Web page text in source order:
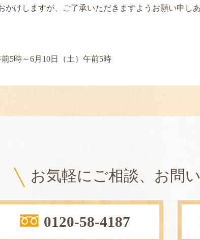
かけしますが、ご了承いただきますようお願い申しあ
5時～6月10日（土）午前5時
お気軽にご相談、お問
0120-58-4187